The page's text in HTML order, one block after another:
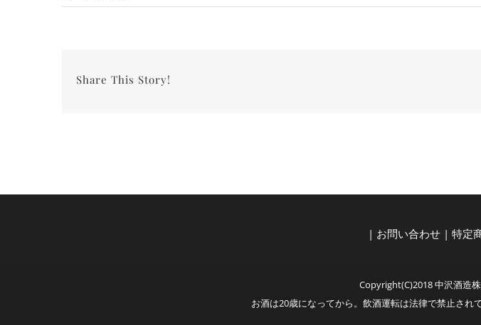
Share This Story!
| お問い合わせ | 特定
Copyright(C)2018 中沢酒造
お酒は20歳になってから。飲酒運転は法律で禁止され